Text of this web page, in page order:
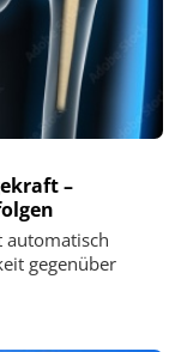
–
automatisch
gegenüber